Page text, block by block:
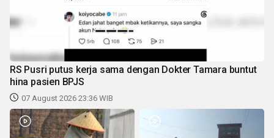
RS Pusri putus kerja sama dengan Dokter Tamara buntut
hina pasien BPJS
07 August 2026 23:36 WIB